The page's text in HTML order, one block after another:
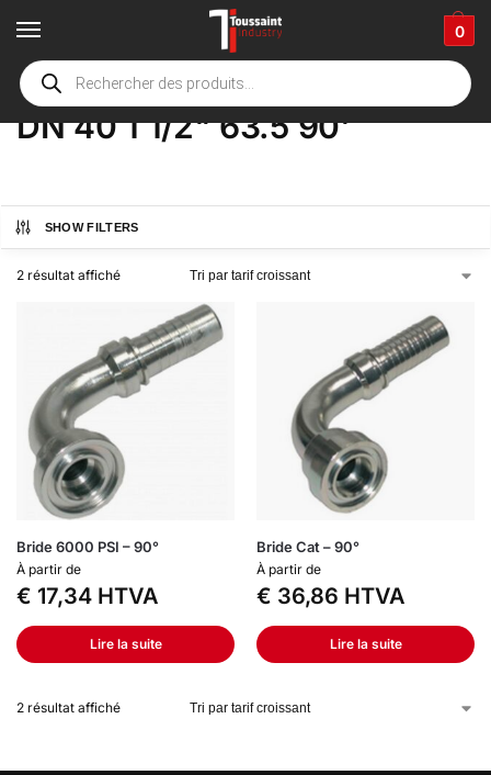
0
Accueil boutique / Product Options
DN 40 1 1/2" 63.5 90'
SHOW FILTERS
2 résultat affiché
Bride 6000 PSI – 90°
À partir de
€ 17,34 HTVA
Lire la suite
Bride Cat – 90°
À partir de
€ 36,86 HTVA
Lire la suite
2 résultat affiché